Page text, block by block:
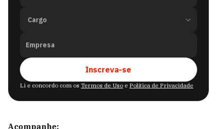
Empresa
Inscreva-se
Li e concordo com os Termos de Uso e Política de Privacidade
Acompanhe: